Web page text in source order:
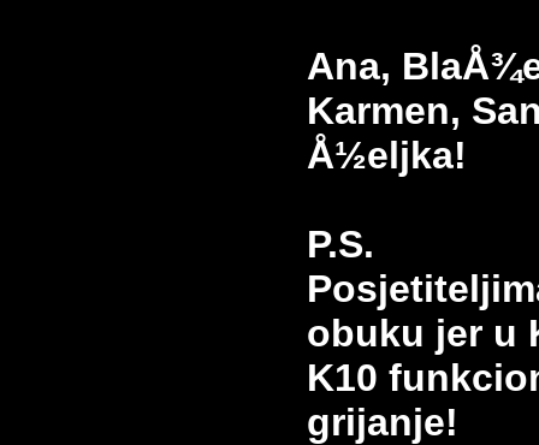
Ana,
Karmen,
Å½eljka!
P.S.
obuku jer u
K10
grijanje!